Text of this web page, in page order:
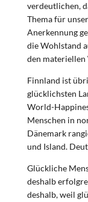
verdeutlichen,
Thema für
Anerkennung
die Wohlstand
den materiellen
Finnland ist
glücklichsten
World-
Menschen in
Dänemark
und Island.
Glückliche
deshalb
deshalb, weil